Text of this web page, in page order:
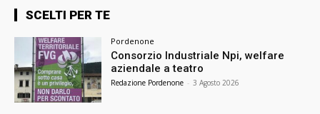
SCELTI PER TE
Pordenone
Consorzio Industriale Npi, welfare
aziendale a teatro
Redazione Pordenone - 3 Agosto 2026